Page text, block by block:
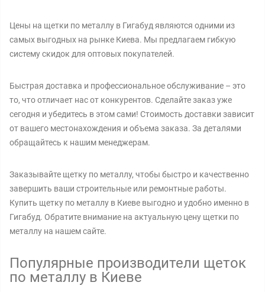
Цены на щетки по металлу в Гигабуд являются одними из
самых выгодных на рынке Киева. Мы предлагаем гибкую
систему скидок для оптовых покупателей.
Быстрая доставка и профессиональное обслуживание – это
то, что отличает нас от конкурентов. Сделайте заказ уже
сегодня и убедитесь в этом сами! Стоимость доставки зависит
от вашего местонахождения и объема заказа. За деталями
обращайтесь к нашим менеджерам.
Заказывайте щетку по металлу, чтобы быстро и качественно
завершить ваши строительные или ремонтные работы.
Купить щетку по металлу в Киеве выгодно и удобно именно в
Гигабуд. Обратите внимание на актуальную цену щетки по
металлу на нашем сайте.
Популярные производители щеток
по металлу в Киеве